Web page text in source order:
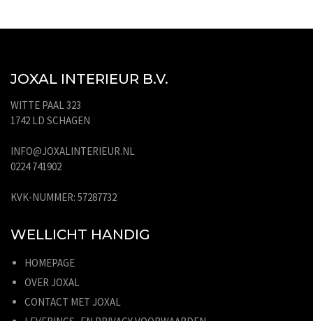
JOXAL INTERIEUR B.V.
WITTE PAAL 323
1742 LD SCHAGEN
INFO@JOXALINTERIEUR.NL
0224 741902
KVK-NUMMER: 57287732
WELLICHT HANDIG
HOMEPAGE
OVER JOXAL
CONTACT MET JOXAL